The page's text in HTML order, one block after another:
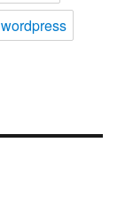
wordpress